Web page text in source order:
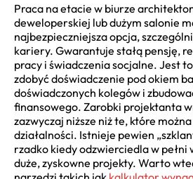
Praca na etacie w biurze
deweloperskiej lub dużym salonie
najbezpieczniejsza opcja,
kariery. Gwarantuje stałą pensję,
pracy i świadczenia socjalne. Jest
zdobyć doświadczenie pod okiem
doświadczonych kolegów i
finansowego. Zarobki projektanta
zazwyczaj niższe niż te, które
działalności. Istnieje pewien
rzadko kiedy odzwierciedla w pełni
duże, zyskowne projekty. Warto